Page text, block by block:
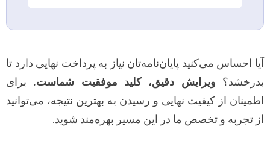
آیا احساس می‌کنید پایان‌نامه‌تان نیاز به پرداخت نهایی دارد تا
بدرخشد؟ ویرایش دقیق، کلید موفقیت شماست. برای
اطمینان از کیفیت نهایی و رسیدن به بهترین نتیجه، می‌توانید
از تجربه و تخصص ما در این مسیر بهره‌مند شوید.